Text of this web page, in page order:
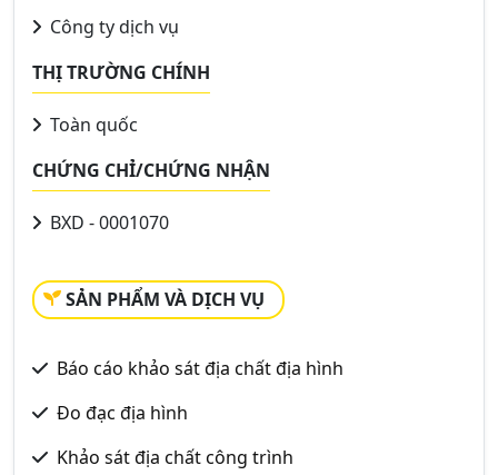
Công ty dịch vụ
THỊ TRƯỜNG CHÍNH
Toàn quốc
CHỨNG CHỈ/CHỨNG NHẬN
BXD - 0001070
SẢN PHẨM VÀ DỊCH VỤ
Báo cáo khảo sát địa chất địa hình
Đo đạc địa hình
Khảo sát địa chất công trình